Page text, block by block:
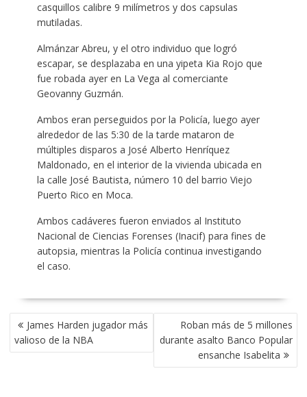
casquillos calibre 9 milímetros y dos capsulas
mutiladas.
Almánzar Abreu, y el otro individuo que logró
escapar, se desplazaba en una yipeta Kia Rojo que
fue robada ayer en La Vega al comerciante
Geovanny Guzmán.
Ambos eran perseguidos por la Policía, luego ayer
alrededor de las 5:30 de la tarde mataron de
múltiples disparos a José Alberto Henríquez
Maldonado, en el interior de la vivienda ubicada en
la calle José Bautista, número 10 del barrio Viejo
Puerto Rico en Moca.
Ambos cadáveres fueron enviados al Instituto
Nacional de Ciencias Forenses (Inacif) para fines de
autopsia, mientras la Policía continua investigando
el caso.
POST
NAVIGATION
James Harden jugador más
valioso de la NBA
Roban más de 5 millones
durante asalto Banco Popular
ensanche Isabelita